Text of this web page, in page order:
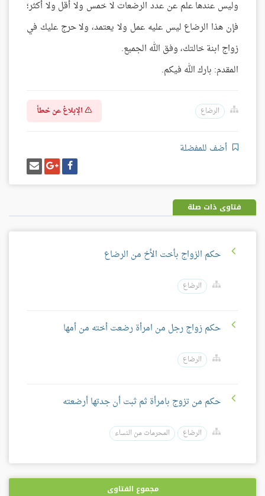
وليس عندها علم عن عدد الرضعات لا خمس ولا أقل ولا أكثر؛
فإن هذا الرضاع ليس عليه عمل ولا يعتمد، ولا حرج عليك في
زواج ابنة خالتك، وفق الله الجميع.
المقدم: بارك الله فيكم.
الرضاع الإبلاغ عن خطأ
أضف للمفضلة
شارك
على
فيسبوك
شارك
على
غوغل
بلس
إرسل
إيميل
فتاوى ذات صلة
حكم الزواج بأخت الأخ من الرضاع
الرضاع
حكم زواج رجل من امرأة رضعت أخته من أمها
الرضاع
حكم من تزوج بامرأة ثم ثبت أن جدتها أرضعته
الرضاع المحرمات من النساء
مجموع الفتاوى